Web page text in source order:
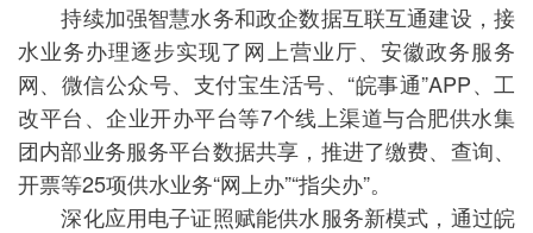
持续加强智慧水务和政企数据互联互通建设，接
水业务办理逐步实现了网上营业厅、安徽政务服务
网、微信公众号、支付宝生活号、“皖事通”APP、工
改平台、企业开办平台等7个线上渠道与合肥供水集
团内部业务服务平台数据共享，推进了缴费、查询、
开票等25项供水业务“网上办”“指尖办”。
深化应用电子证照赋能供水服务新模式，通过皖